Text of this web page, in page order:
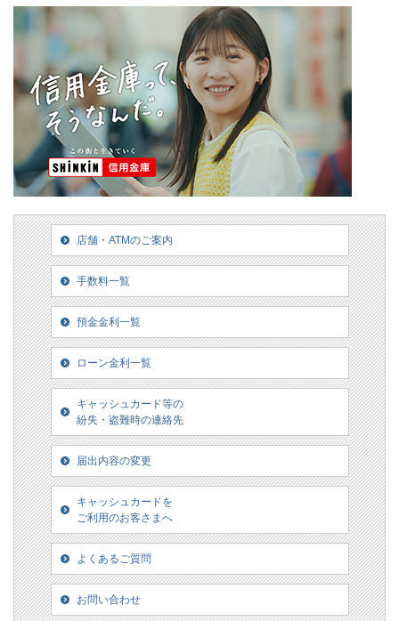
店舗・ATMのご案内
手数料一覧
預金金利一覧
ローン金利一覧
キャッシュカード等の
紛失・盗難時の連絡先
届出内容の変更
キャッシュカードを
ご利用のお客さまへ
よくあるご質問
お問い合わせ